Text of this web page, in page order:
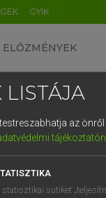
GYIK
ELŐZMÉNYEK
LISTÁJA
az
statisztikai sütiket
DE CN FR ES IT
1 2 3
q w e